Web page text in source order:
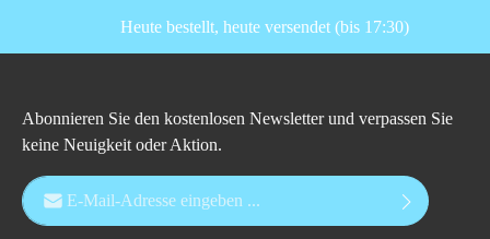
Heute bestellt, heute versendet (bis 17:30)
Abonnieren Sie den kostenlosen Newsletter und verpassen Sie
keine Neuigkeit oder Aktion.
E-Mail-Adresse*